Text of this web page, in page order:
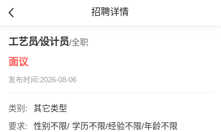
招聘详情
工艺员∕设计员/全职
面议
发布时间:2026-08-06
类别:
其它类型
要求:
性别不限/ 学历不限/经验不限/年龄不限